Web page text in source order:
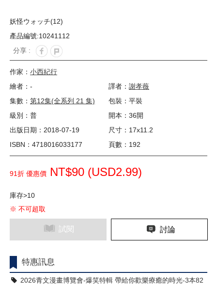
妖怪ウォッチ(12)
產品編號:10241112
分享 :
作家： 小西紀行
繪者：-
譯者： 謝孝薇
集數： 第12集(全系列 21 集)
包裝：平裝
級別：普
開本：36開
出版日期：2018-07-19
尺寸：17x11.2
ISBN：4718016033177
頁數：192
91折 優惠價 NT$90 (USD2.99)
庫存>10
※ 不可超取
試閱 討論
特惠訊息
2026青文漫畫博覽會-爆笑特輯 帶給你歡樂療癒的時光-3本82